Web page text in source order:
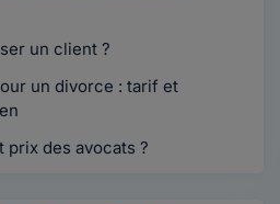
un client ?
un divorce : tarif et
prix des avocats ?